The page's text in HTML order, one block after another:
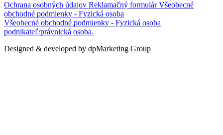
Ochrana osobných údajov Reklamačný formulárVšeobecné
obchodné podmienky - Fyzická osoba
Všeobecné obchodné podmienky - Fyzická osoba
podnikateľ/právnická osoba.
Designed & developed by dpMarketing Group